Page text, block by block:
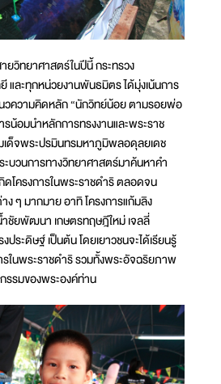
วิทยาศาสตร์ในปีนี้ กระทรวง
และทุกหน่วยงานพันธมิตร ได้มุ่งเน้นการ
วความคิดหลัก “นักวิทย์น้อย ตามรอยพ่อ
น้อมนำหลักการทรงงานและพระราช
ด็จพระปรมินทรมหาภูมิพลอดุลยเดช
ะบวนการทางวิทยาศาสตร์มาค้นหาคำ
โครงการในพระราชดำริ ตลอดจน
ง ๆ มากมาย อาทิ โครงการแก้มลิง
ชัยพัฒนา เกษตรทฤษฎีใหม่ เจลลี่
ระดิษฐ์ เป็นต้น โดยเยาวชนจะได้เรียนรู้
ในพระราชดำริ รวมทั้งพระอัจฉริยภาพ
รรมของพระองค์ท่าน